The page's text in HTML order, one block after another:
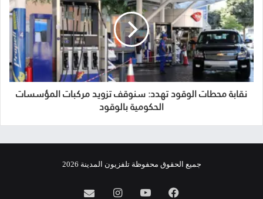
نقابة محطات الوقود تهدد: سنوقف تزويد مركبات المؤسسات
الحكومية بالوقود
جميع الحقوق محفوظة تلفزيون المدينة 2026
فيسبوكيوتيوبانستقرامinfo@almadina.tv